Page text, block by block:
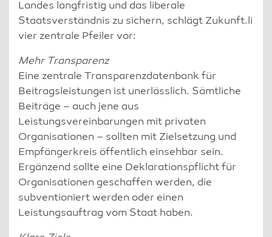
Landes langfristig und das liberale
Staatsverständnis zu sichern, schlägt Zukunft.li
vier zentrale Pfeiler vor:
Mehr Transparenz
Eine zentrale Transparenzdatenbank für
Beitragsleistungen ist unerlässlich. Sämtliche
Beiträge – auch jene aus
Leistungsvereinbarungen mit privaten
Organisationen – sollten mit Zielsetzung und
Empfängerkreis öffentlich einsehbar sein.
Ergänzend sollte eine Deklarationspflicht für
Organisationen geschaffen werden, die
subventioniert werden oder einen
Leistungsauftrag vom Staat haben.